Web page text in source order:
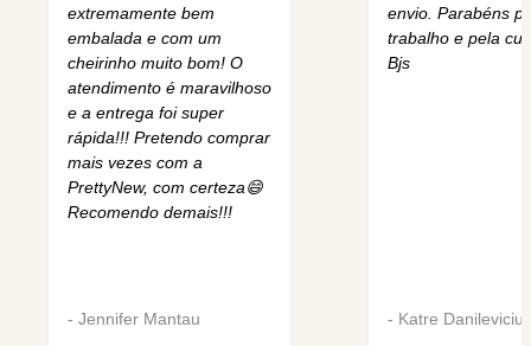
extremamente bem
embalada e com um
cheirinho muito bom! O
atendimento é maravilhoso
e a entrega foi super
rápida!!! Pretendo comprar
mais vezes com a
PrettyNew, com certeza😄
Recomendo demais!!!
- Jennifer Mantau
envio. Parabéns
trabalho e pela
Bjs
- Katre Danilevicius